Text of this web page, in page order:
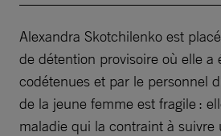
Alexandra Skotchilenko est
de détention provisoire où elle a
codétenues et par le personnel
de la jeune femme est fragile :
maladie qui la contraint à suivre